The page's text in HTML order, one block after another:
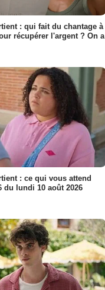
: qui fait du chantage à
récupérer l'argent ? On a
: ce qui vous attend
du lundi 10 août 2026